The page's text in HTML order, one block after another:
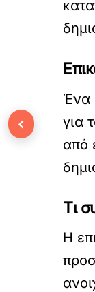
Ένα
για
από
Τι
Η
‹